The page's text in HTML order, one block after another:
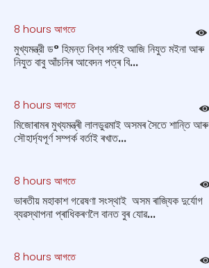
8 hours আগতে
মুখ্যমন্ত্রী ড° হিমন্ত বিশ্ব শর্মাই আজি নিযুত ম‍ইনা আৰু
নিযুত বাবু আঁচনিৰ আবেদন পত্ৰ বি...
8 hours আগতে
মিজোৰামৰ মুখ্যমন্ত্ৰী লালডুৱমাই অসমৰ সৈতে শান্তি আৰু
সৌহাৰ্দ্যপূৰ্ণ সম্পৰ্ক বৰ্তাই ৰখাত...
8 hours আগতে
ভাৰতীয় মহাকাশ গৱেষণা সংস্থাই অসম ৰাজ্যিক দুৰ্যোগ
ব্যৱস্থাপনা প্ৰাধিকৰণলৈ বানত বুৰ যোৱ...
8 hours আগতে